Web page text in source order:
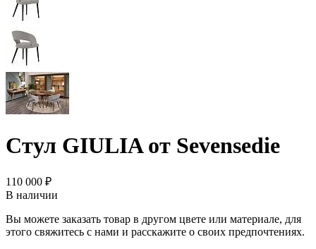
Стул GIULIA от Sevensedie
110 000 ₽
В наличии
Вы можете заказать товар в другом цвете или материале, для
этого свяжитесь с нами и расскажите о своих предпочтениях.